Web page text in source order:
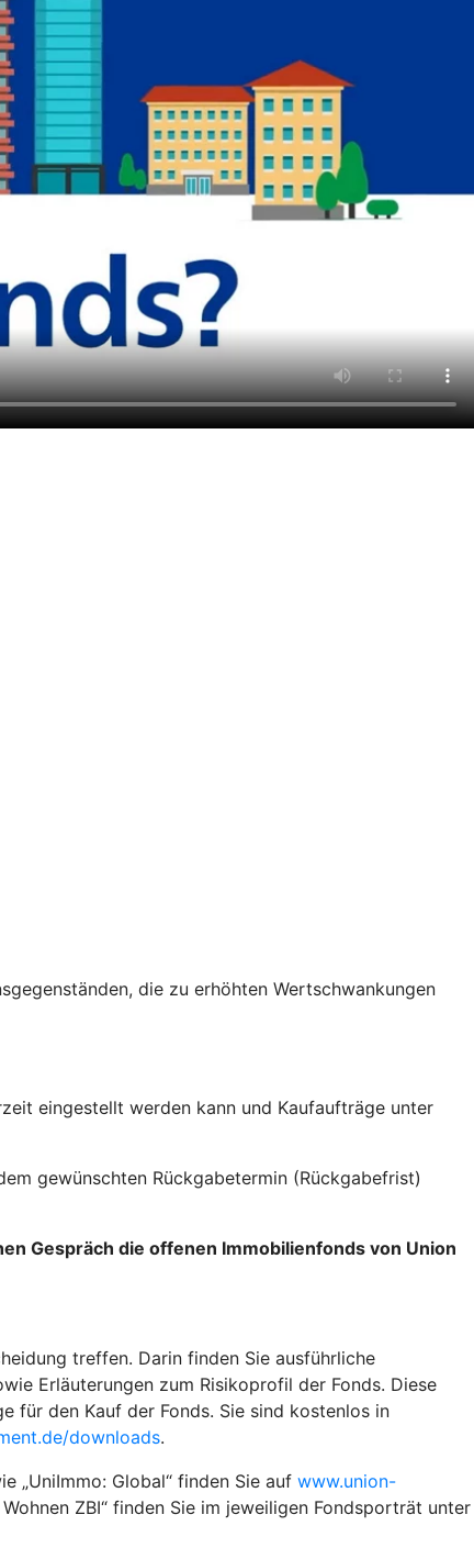
die zu erhöhten Wertschwankungen
eingestellt werden kann und Kaufaufträge unter
gewünschten Rückgabetermin (Rückgabefrist)
Gespräch die offenen Immobilienfonds von Union
treffen. Darin finden Sie ausführliche
Erläuterungen zum Risikoprofil der Fonds. Diese
für den Kauf der Fonds. Sie sind kostenlos in
downloads.
„UniImmo: Global“ finden Sie auf www.union-
ZBI“ finden Sie im jeweiligen Fondsporträt unter